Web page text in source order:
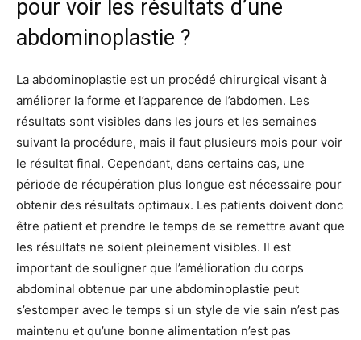
pour voir les résultats d’une
abdominoplastie ?
La abdominoplastie est un procédé chirurgical visant à
améliorer la forme et l’apparence de l’abdomen. Les
résultats sont visibles dans les jours et les semaines
suivant la procédure, mais il faut plusieurs mois pour voir
le résultat final. Cependant, dans certains cas, une
période de récupération plus longue est nécessaire pour
obtenir des résultats optimaux. Les patients doivent donc
être patient et prendre le temps de se remettre avant que
les résultats ne soient pleinement visibles. Il est
important de souligner que l’amélioration du corps
abdominal obtenue par une abdominoplastie peut
s’estomper avec le temps si un style de vie sain n’est pas
maintenu et qu’une bonne alimentation n’est pas